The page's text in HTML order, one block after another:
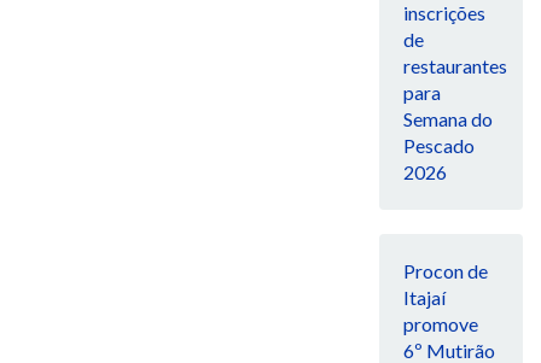
inscrições
de
restaurantes
para
Semana do
Pescado
2026
Procon de
Itajaí
promove
6º Mutirão